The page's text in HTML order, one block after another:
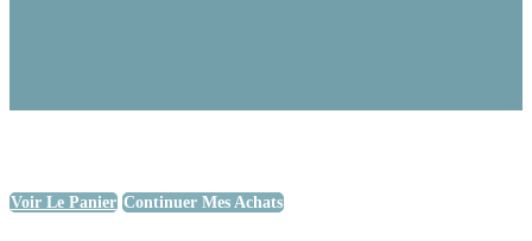
Voir Le Panier Continuer Mes Achats